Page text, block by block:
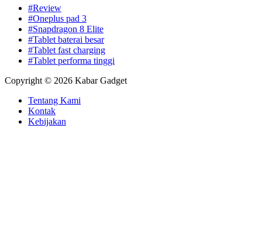
#Review
#Oneplus pad 3
#Snapdragon 8 Elite
#Tablet baterai besar
#Tablet fast charging
#Tablet performa tinggi
Copyright © 2026 Kabar Gadget
Tentang Kami
Kontak
Kebijakan